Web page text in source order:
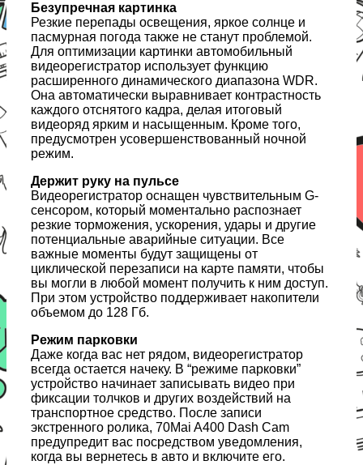
Безупречная картинка
Резкие перепады освещения, яркое солнце и
пасмурная погода также не станут проблемой.
Для оптимизации картинки автомобильный
видеорегистратор использует функцию
расширенного динамического диапазона WDR.
Она автоматически выравнивает контрастность
каждого отснятого кадра, делая итоговый
видеоряд ярким и насыщенным. Кроме того,
предусмотрен усовершенствованный ночной
режим.
Держит руку на пульсе
Видеорегистратор оснащен чувствительным G-
сенсором, который моментально распознает
резкие торможения, ускорения, удары и другие
потенциальные аварийные ситуации. Все
важные моменты будут защищены от
циклической перезаписи на карте памяти, чтобы
вы могли в любой момент получить к ним доступ.
При этом устройство поддерживает накопители
объемом до 128 Гб.
Режим парковки
Даже когда вас нет рядом, видеорегистратор
всегда остается начеку. В “режиме парковки”
устройство начинает записывать видео при
фиксации толчков и других воздействий на
транспортное средство. После записи
экстренного ролика, 70Mai A400 Dash Cam
предупредит вас посредством уведомления,
когда вы вернетесь в авто и включите его.